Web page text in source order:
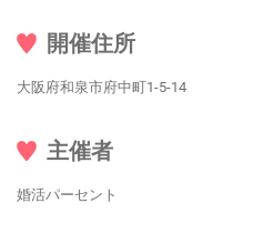
開催住所
大阪府和泉市府中町1-5-14
主催者
婚活パーセント